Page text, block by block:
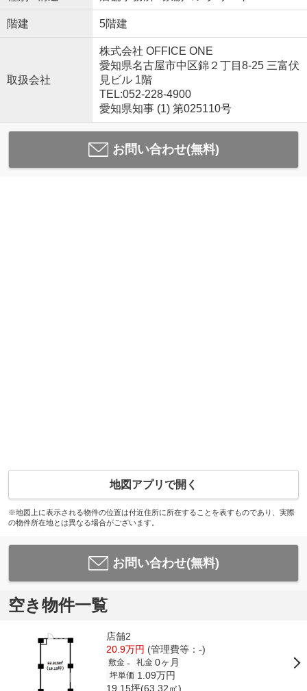
階建 5階建
取扱会社
株式会社 OFFICE ONE
愛知県名古屋市中区錦２丁目8-25 三富伏
見ビル 1階
TEL:052-228-4900
愛知県知事 (1) 第025110号
お問い合わせ(無料)
地図アプリで開く
※地図上に表示される物件の位置は付近住所に所在することを表すものであり、実際
の物件所在地とは異なる場合がございます。
お問い合わせ(無料)
空き物件一覧
店舗2
20.9万円 (管理費等：-)
敷金 - 礼金 0ヶ月
坪単価 1.09万円
19.15坪(63.32㎡)